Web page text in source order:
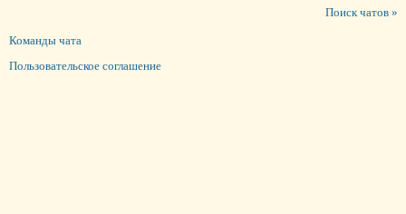
Поиск чатов »
Команды чата
Пользовательское соглашение